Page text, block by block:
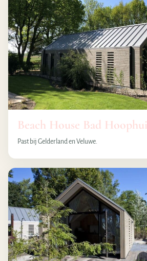
Beach House Bad
Past bij Gelderland en Veluwe.